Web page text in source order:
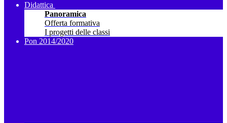
Didattica
Panoramica
Offerta formativa
I progetti delle classi
Pon 2014/2020